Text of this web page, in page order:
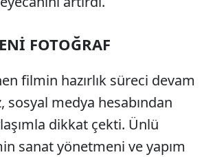
FOTOĞRAF
filmin hazırlık süreci devam
sosyal medya hesabından
dikkat çekti. Ünlü
sanat yönetmeni ve yapım